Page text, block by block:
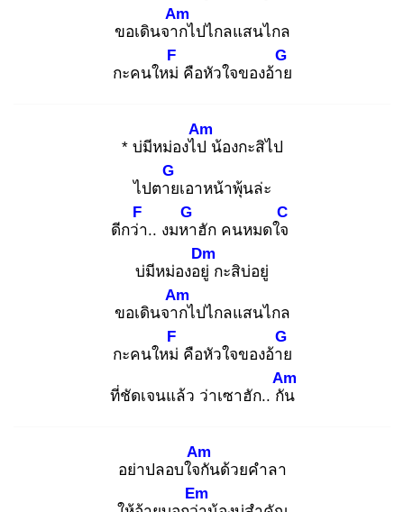
ขอเดินจาก
Am
ไปไกลแสนไกล
กะคนใหม่
F
คือหัวใจของอ้าย
G
* บ่มีหม่องไป
Am
น้องกะสิไป
ไปตาย
G
เอาหน้าพุ้นล่ะ
ดีกว่า
F
.. งมหา
G
ฮัก คนหมดใจ
C
บ่มีหม่องอยู่
Dm
กะสิบ่อยู่
ขอเดินจาก
Am
ไปไกลแสนไกล
กะคนใหม่
F
คือหัวใจของอ้าย
G
ที่ชัดเจนแล้ว ว่าเซาฮัก.. กัน
Am
อย่าปลอบใจกั
Am
นด้วยคำลา
Em